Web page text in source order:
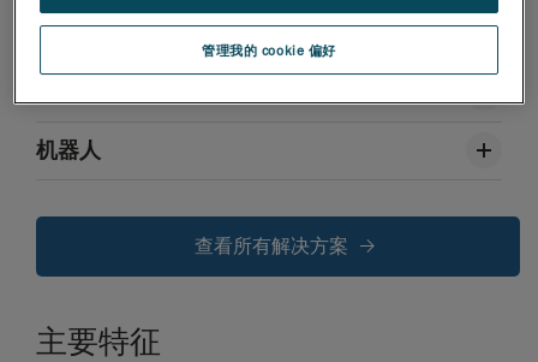
航空航天
机器人
查看所有解决方案
主要特征
管理我的 cookie 偏好